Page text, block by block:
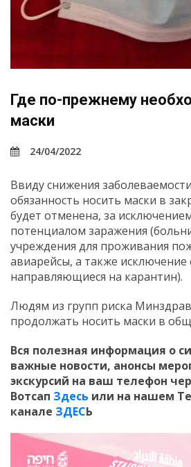
Где по-прежнему
маски
24/04/2022
Ввиду снижения
обязанность носить маски в
будет отменена, за
потенциалом заражения
учреждения для проживания
авиарейсы, а также исключение
направляющиеся на карантин).
Людям из групп риска
продолжать носить маски в
Вся полезная информация о
важные новости, анонсы
экскурсий на ваш телефон
Вотсап Здесь или на нашем
канале ЗДЕСЬ